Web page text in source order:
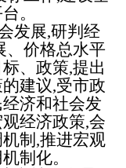
平台。
发展,研判经
、价格总水平
、政策,提出
建议,受市政
济和社会发
经济政策,会
制,推进宏观
机制化。